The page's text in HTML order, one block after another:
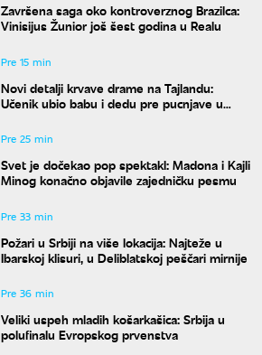
Završena saga oko kontroverznog Brazilca:
Vinisijus Žunior još šest godina u Realu
Pre 15 min
Novi detalji krvave drame na Tajlandu:
Učenik ubio babu i dedu pre pucnjave u
Pre 25 min
Svet je dočekao pop spektakl: Madona i Kajli
Minog konačno objavile zajedničku pesmu
Pre 33 min
Požari u Srbiji na više lokacija: Najteže u
Ibarskoj klisuri, u Deliblatskoj peščari mirnije
Pre 36 min
Veliki uspeh mladih košarkašica: Srbija u
polufinalu Evropskog prvenstva